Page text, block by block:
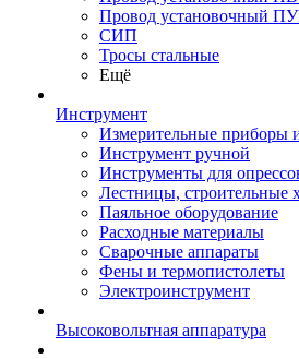
Провод установочный
СИП
Тросы стальные
Ещё
Инструмент
Измерительные приборы
Инструмент ручной
Инструменты для
Лестницы, строительные
Паяльное оборудование
Расходные материалы
Сварочные аппараты
Фены и термопистолеты
Электроинструмент
Высоковольтная аппаратура